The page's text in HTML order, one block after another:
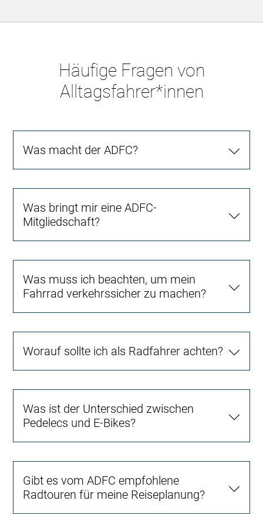
Häufige Fragen von
Alltagsfahrer*innen
Was macht der ADFC?
Was bringt mir eine ADFC-
Mitgliedschaft?
Was muss ich beachten, um mein
Fahrrad verkehrssicher zu machen?
Worauf sollte ich als Radfahrer achten?
Was ist der Unterschied zwischen
Pedelecs und E-Bikes?
Gibt es vom ADFC empfohlene
Radtouren für meine Reiseplanung?